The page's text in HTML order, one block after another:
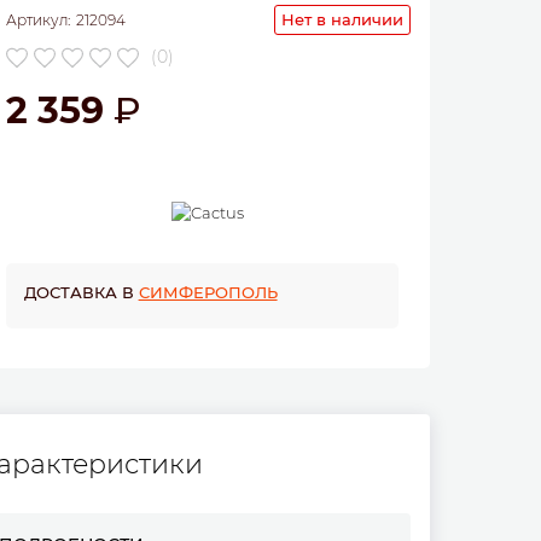
Артикул: 212094 Нет в наличии
(0)
2 359
ДОСТАВКА В СИМФЕРОПОЛЬ